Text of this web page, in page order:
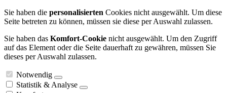
Sie haben die personalisierten Cookies nicht ausgewählt. Um diese
Seite betreten zu können, müssen sie diese per Auswahl zulassen.
Sie haben das Komfort-Cookie nicht ausgewählt. Um den Zugriff
auf das Element oder die Seite dauerhaft zu gewähren, müssen Sie
dieses per Auswahl zulassen.
Notwendig
Statistik & Analyse